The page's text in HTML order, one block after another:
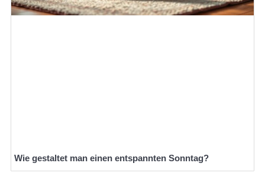
Wie gestaltet man einen entspannten Sonntag?